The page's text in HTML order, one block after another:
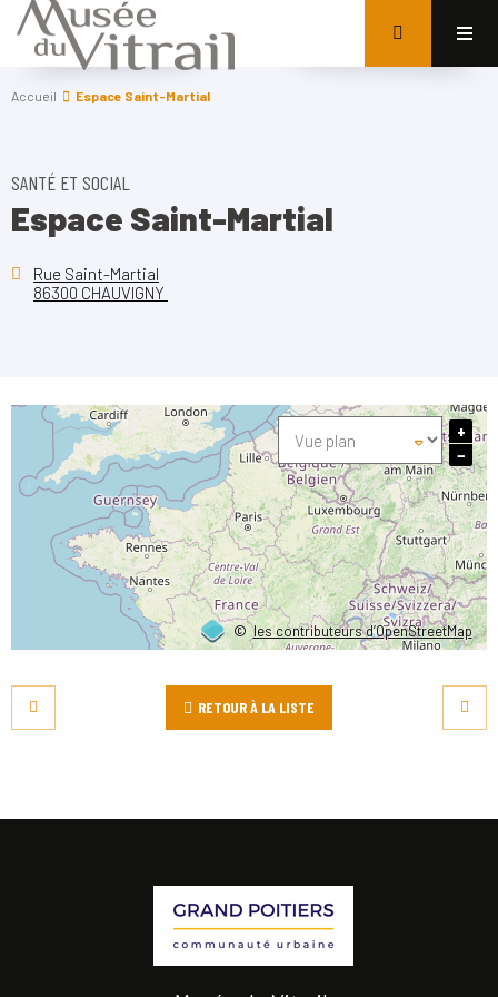
Accueil Espace Saint-Martial
SANTÉ ET SOCIAL
Espace Saint-Martial
Rue Saint-Martial
86300 CHAUVIGNY
©les contributeurs d’OpenStreetMap
+
−
RETOUR À LA LISTE